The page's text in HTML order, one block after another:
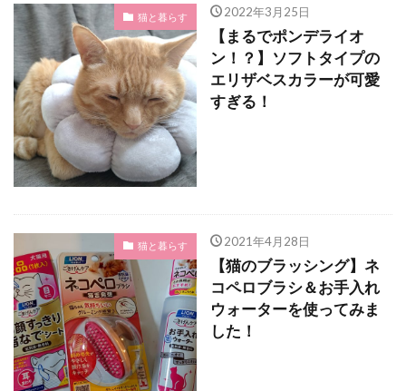
猫と暮らす 2022年3月25日
【まるでポンデライオ
ン！？】ソフトタイプの
エリザベスカラーが可愛
すぎる！
猫と暮らす 2021年4月28日
【猫のブラッシング】ネ
コペロブラシ＆お手入れ
ウォーターを使ってみま
した！